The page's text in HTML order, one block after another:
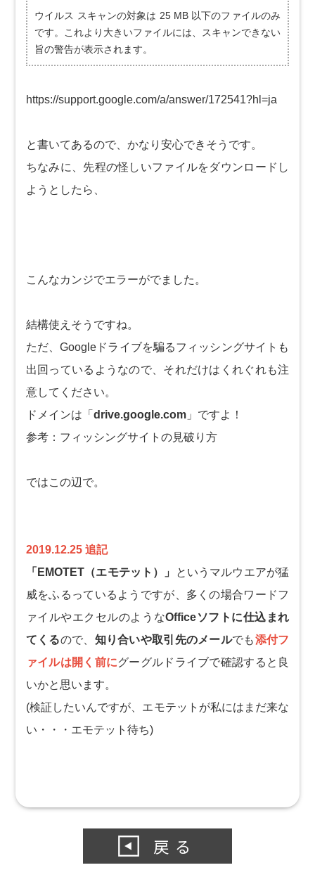
ウイルス スキャンの対象は 25 MB 以下のファイルのみ
です。これより大きいファイルには、スキャンできない
旨の警告が表示されます。
https://support.google.com/a/answer/172541?hl=ja
と書いてあるので、かなり安心できそうです。
ちなみに、先程の怪しいファイルをダウンロードし
ようとしたら、
こんなカンジでエラーがでました。
結構使えそうですね。
ただ、Googleドライブを騙るフィッシングサイトも
出回っているようなので、それだけはくれぐれも注
意してください。
ドメインは「 drive.google.com」ですよ！
参考： フィッシングサイトの見破り方
ではこの辺で。
2019.12.25 追記
「EMOTET（エモテット）」
というマルウエアが猛
威をふるっているようですが、多くの場合ワードフ
ァイルやエクセルのようなOfficeソフトに仕込まれ
てくるので、 知り合いや取引先のメールでも添付フ
ァイルは開く前にグーグルドライブで確認すると良
いかと思います。
(検証したいんですが、エモテットが私にはまだ来な
い・・・エモテット待ち)
戻る